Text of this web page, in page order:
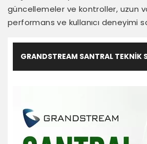
güncellemeler ve kontroller, uzun
performans ve kullanıcı deneyimi
GRANDSTREAM SANTRAL TEKNIK